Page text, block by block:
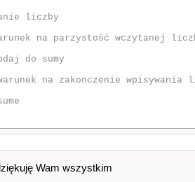
liczby
na parzystość wczytanej
do sumy
na zakonczenie wpisywania
Wam wszystkim